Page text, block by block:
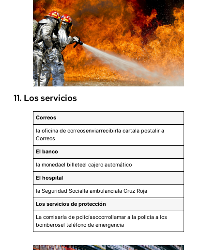
11. Los servicios
Correos
la oficina de correosenviarrecibirla cartala postalir a
Correos
El banco
la monedael billeteel cajero automático
El hospital
la Seguridad Socialla ambulanciala Cruz Roja
Los servicios de protección
La comisaría de policíasocorrollamar a la policía a los
bomberosel teléfono de emergencia